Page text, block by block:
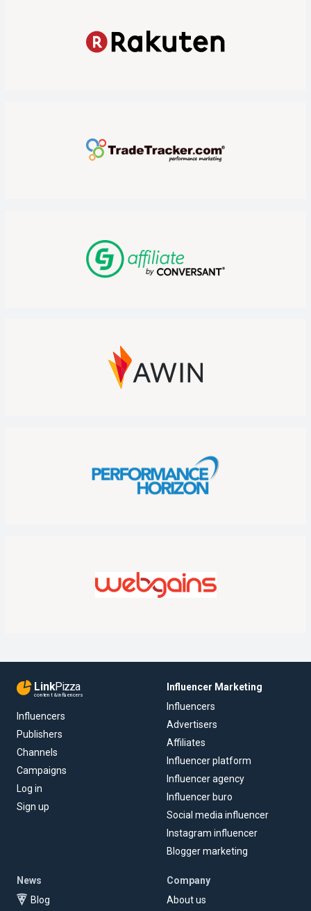
LinkPizza
content & influencers
Influencers
Publishers
Channels
Campaigns
Log in
Sign up
Influencer Marketing
Influencers
Advertisers
Affiliates
Influencer platform
Influencer agency
Influencer buro
Social media influencer
Instagram influencer
Blogger marketing
News
Blog
Company
About us